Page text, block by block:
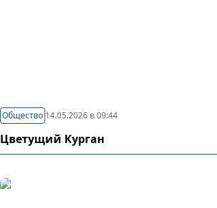
Общество 14.05.2026 в 09:44
Цветущий Курган